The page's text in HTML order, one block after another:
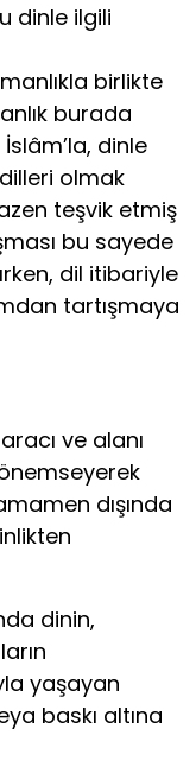
dinle ilgili
birlikte
burada
dinle
olmak
teşvik etmiş
bu sayede
dil itibariyle
tartışmaya
ve alanı
dışında
dinin,
yaşayan
baskı altına